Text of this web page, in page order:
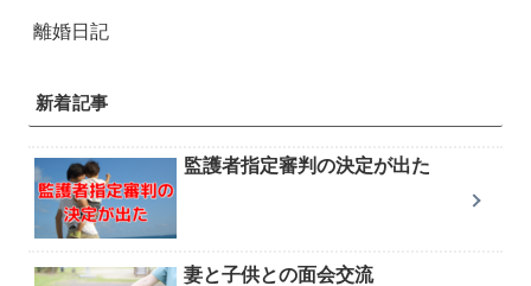
離婚日記
新着記事
監護者指定審判の決定が出た
妻と子供との面会交流